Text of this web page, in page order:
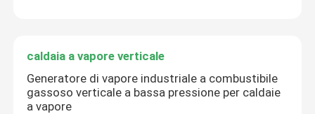
Richieda una citazione
caldaia a vapore verticale
Generatore di vapore industriale a combustibile
gassoso verticale a bassa pressione per caldaie
a vapore